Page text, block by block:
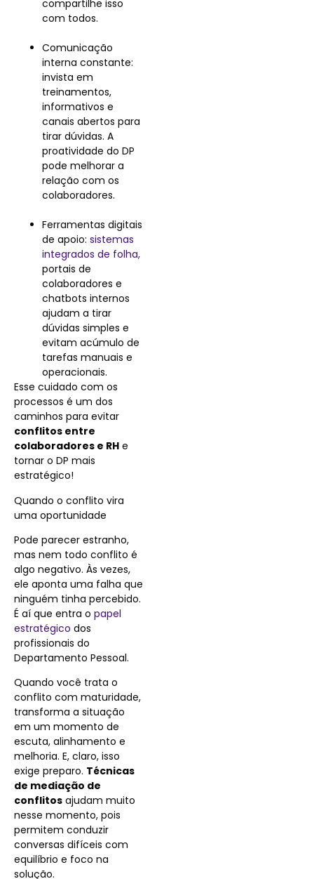
compartilhe isso
com todos.
Comunicação
interna constante:
invista em
treinamentos,
informativos e
canais abertos para
tirar dúvidas. A
proatividade do DP
pode melhorar a
relação com os
colaboradores.
Ferramentas digitais
de apoio: sistemas
integrados de folha,
portais de
colaboradores e
chatbots internos
ajudam a tirar
dúvidas simples e
evitam acúmulo de
tarefas manuais e
operacionais.
Esse cuidado com os
processos é um dos
caminhos para evitar
conflitos entre
colaboradores e RH e
tornar o DP mais
estratégico!
Quando o conflito vira
uma oportunidade
Pode parecer estranho,
mas nem todo conflito é
algo negativo. Às vezes,
ele aponta uma falha que
ninguém tinha percebido.
É aí que entra o papel
estratégico dos
profissionais do
Departamento Pessoal.
Quando você trata o
conflito com maturidade,
transforma a situação
em um momento de
escuta, alinhamento e
melhoria. E, claro, isso
exige preparo. Técnicas
de mediação de
conflitos ajudam muito
nesse momento, pois
permitem conduzir
conversas difíceis com
equilíbrio e foco na
solução.